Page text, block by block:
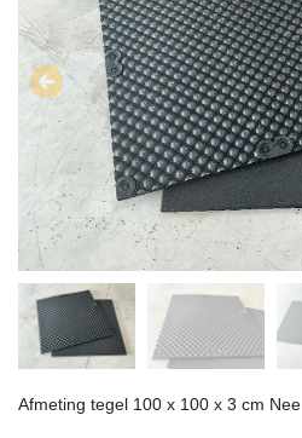
Afmeting tegel 100 x 100 x 3 cm Nee